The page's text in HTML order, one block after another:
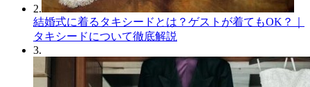
2.
結婚式に着るタキシードとは？ゲストが着てもOK？｜
タキシードについて徹底解説
3.